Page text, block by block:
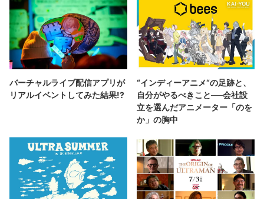
バーチャルライブ配信アプリが
リアルイベントしてみた結果!?
“インディーアニメ“の足跡と、
自分がやるべきこと──会社設
立を選んだアニメーター「のを
か」の胸中